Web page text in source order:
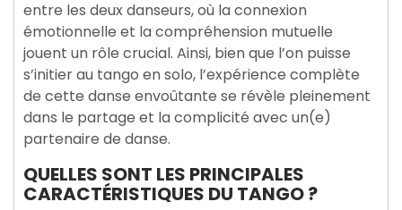
entre les deux danseurs, où la connexion
émotionnelle et la compréhension mutuelle
jouent un rôle crucial. Ainsi, bien que l’on puisse
s’initier au tango en solo, l’expérience complète
de cette danse envoûtante se révèle pleinement
dans le partage et la complicité avec un(e)
partenaire de danse.
QUELLES SONT LES PRINCIPALES
CARACTÉRISTIQUES DU TANGO ?